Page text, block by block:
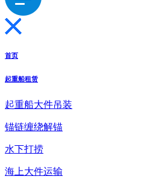
首页
起重船租赁
起重船大件吊装
锚链缠绕解锚
水下打捞
海上大件运输